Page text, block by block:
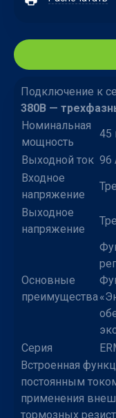
Подключение к
380В —
Номинальная
мощность
45
Выходной ток 96
Входное
напряжение
Выходное
напряжение
Основные
преимущества
Серия
Встроенная
постоянным
применения
тормозных